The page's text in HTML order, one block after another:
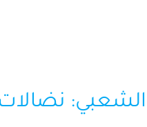
الشعبي: